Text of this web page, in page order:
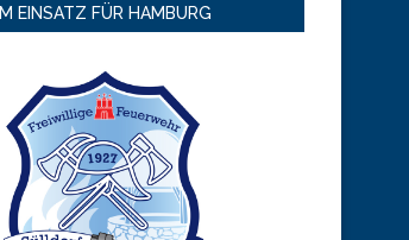
IM EINSATZ FÜR HAMBURG